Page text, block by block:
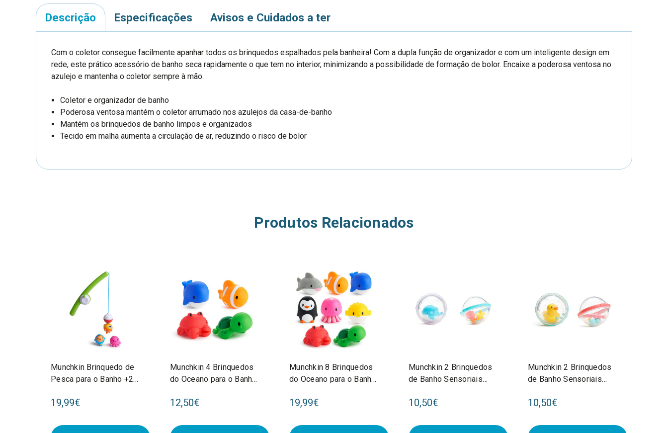
Descrição Especificações Avisos e Cuidados a ter
Com o coletor consegue facilmente apanhar todos os brinquedos espalhados pela banheira! Com a dupla função de organizador e com um inteligente design em
rede, este prático acessório de banho seca rapidamente o que tem no interior, minimizando a possibilidade de formação de bolor. Encaixe a poderosa ventosa no
azulejo e mantenha o coletor sempre à mão.
Coletor e organizador de banho
Poderosa ventosa mantém o coletor arrumado nos azulejos da casa-de-banho
Mantém os brinquedos de banho limpos e organizados
Tecido em malha aumenta a circulação de ar, reduzindo o risco de bolor
Produtos Relacionados
Munchkin Brinquedo de
Pesca para o Banho +2
19,99€
Munchkin 4 Brinquedos
do Oceano para o Banho
12,50€
Munchkin 8 Brinquedos
do Oceano para o Banho
19,99€
Munchkin 2 Brinquedos
de Banho Sensoriais
10,50€
Munchkin 2 Brinquedos
de Banho Sensoriais
10,50€